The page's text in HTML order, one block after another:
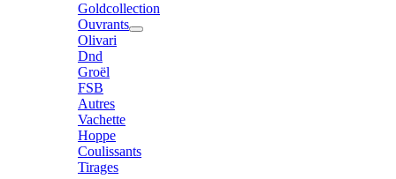
Goldcollection
Ouvrants
Olivari
Dnd
Groël
FSB
Autres
Vachette
Hoppe
Coulissants
Tirages